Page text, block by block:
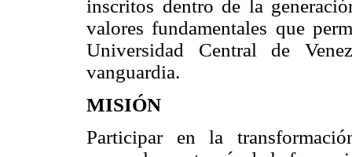
inscritos dentro de la
valores fundamentales que
Universidad Central de
vanguardia.
MISIÓN
Participar en la